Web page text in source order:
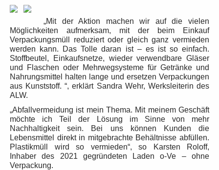
„Mit der Aktion machen wir auf die vielen
Möglichkeiten aufmerksam, mit der beim Einkauf
Verpackungsmüll reduziert oder gleich ganz vermieden
werden kann. Das Tolle daran ist – es ist so einfach.
Stoffbeutel, Einkaufsnetze, wieder verwendbare Gläser
und Flaschen oder Mehrwegsysteme für Getränke und
Nahrungsmittel halten lange und ersetzen Verpackungen
aus Kunststoff. “, erklärt Sandra Wehr, Werksleiterin des
ALW.
„Abfallvermeidung ist mein Thema. Mit meinem Geschäft
möchte ich Teil der Lösung im Sinne von mehr
Nachhaltigkeit sein. Bei uns können Kunden die
Lebensmittel direkt in mitgebrachte Behältnisse abfüllen.
Plastikmüll wird so vermieden“, so Karsten Roloff,
Inhaber des 2021 gegründeten Laden o-Ve – ohne
Verpackung.